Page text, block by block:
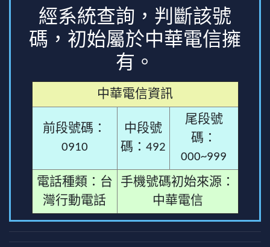
經系統查詢，判斷該號
碼，初始屬於中華電信擁
有。
中華電信資訊
前段號碼：
0910
中段號
碼：492
尾段號
碼：
000~999
電話種類：台
灣行動電話
手機號碼初始來源：
中華電信